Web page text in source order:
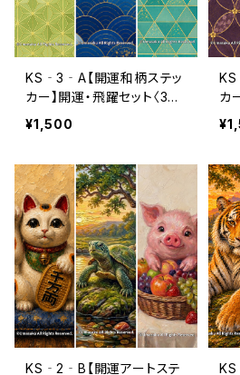
KS‐3‐A【開運和柄ステッ
カー】開運・飛躍セット〈3枚
セット〉（利用コード3ヶ月分
付き）
¥1,500
カ
セ
付
KS‐2‐B【開運アートステ